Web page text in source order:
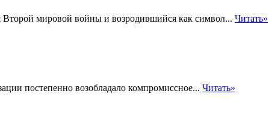
мировой войны и возродившийся как символ... Читать»
постепенно возобладало компромиссное... Читать»